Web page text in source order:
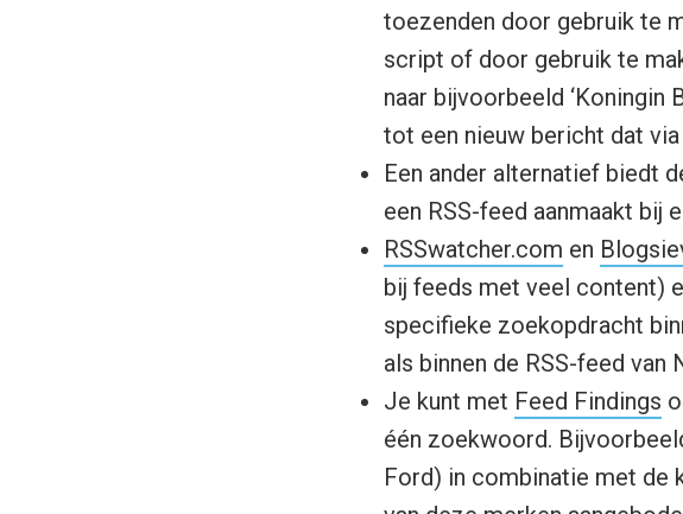
toezenden door gebruik te
script of door gebruik te
naar bijvoorbeeld ‘Koningin
tot een nieuw bericht dat
Een ander alternatief biedt
een RSS-feed aanmaakt bij
RSSwatcher.com en
bij feeds met veel content)
specifieke zoekopdracht
als binnen de RSS-feed
Je kunt met Feed Findings
één zoekwoord.
Ford) in combinatie met de